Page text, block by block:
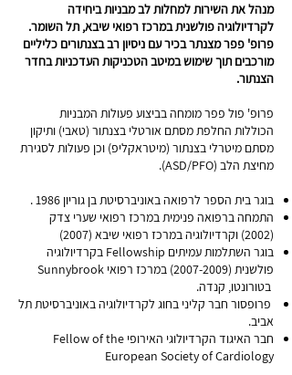
מנהל את השירות למחלות לב מבניות ביחידה
לקרדיולוגיה פולשנית במרכז רפואי שיבא, תל השומר.
פרופ' פפר מצנתר בכיר עם ניסיון רב בצנתורים כליליים
מורכבים תוך שימוש במיטב הטכניקות העדכניות בחדר
הצנתור.
פרופ' פול פפר מומחה בביצוע פעולות המבניות
הכוללות החלפת מסתם אורטלי בצנתור (טאבי) ותיקון
מסתם מיטרלי בצנתור (מיטראקליפ) וכן פעולות לסגירת
מחיצת הלב (ASD/PFO).
בוגר בית הספר לרפואה באוניברסיטת בן גוריון 1986 .
התמחה ברפואה פנימית במרכז רפואי שערי צדק
(2002) וקרדיולוגיה במרכז רפואי שיבא (2007)
בוגר השתלמות עמיתים Fellowship בקרדיולוגיה
פולשנית (2007-2009)
במרכז רפואי Sunnybrook
בטורונטו, קנדה.
פרופסור חבר קליני בחוג לקרדיולוגיה באוניברסיטת תל
אביב.
חבר האיגוד הקרדיולוגי האירופי Fellow of the
European Society of Cardiology